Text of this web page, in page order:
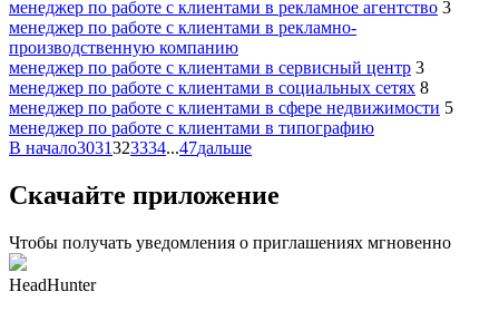
менеджер по работе с клиентами в рекламное агентство 3
менеджер по работе с клиентами в рекламно-
производственную компанию
менеджер по работе с клиентами в сервисный центр 3
менеджер по работе с клиентами в социальных сетях 8
менеджер по работе с клиентами в сфере недвижимости 5
менеджер по работе с клиентами в типографию
В начало3031323334...47дальше
Скачайте приложение
Чтобы получать уведомления о приглашениях мгновенно
HeadHunter